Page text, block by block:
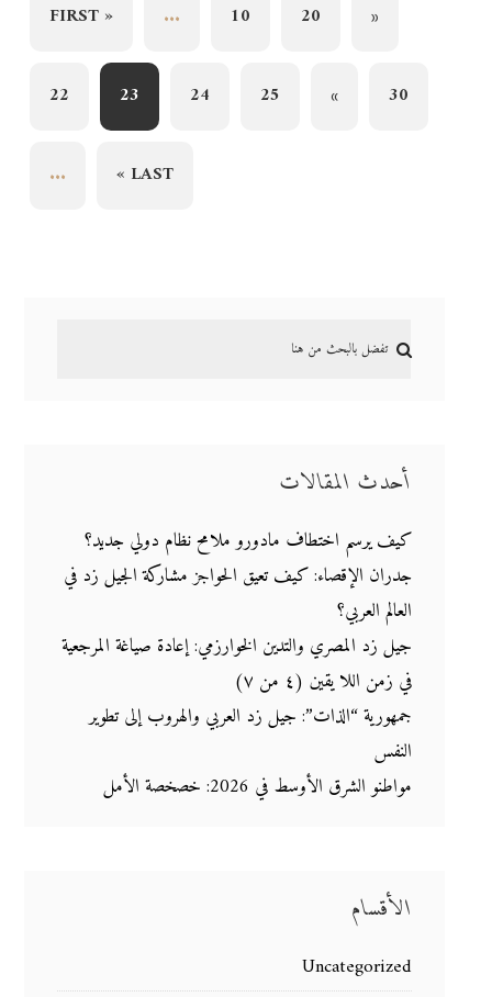
« FIRST ... 10 20 «
22 23 24 25 » 30
... LAST »
أحدث المقالات
كيف يرسم اختطاف مادورو ملامح نظام دولي جديد؟
جدران الإقصاء: كيف تعيق الحواجز مشاركة الجيل زد في
العالم العربي؟
جيل زد المصري والتدين الخوارزمي: إعادة صياغة المرجعية
في زمن اللا يقين (٤ من ٧)
جمهورية “الذات”: جيل زد العربي والهروب إلى تطوير
النفس
مواطنو الشرق الأوسط في 2026: خصخصة الأمل
الأقسام
Uncategorized